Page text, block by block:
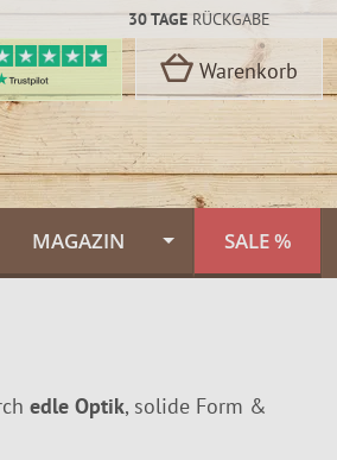
30 TAGERÜCKGABE
Warenkorb
MAGAZIN
Saunafass
SALE %
edle Optik, solide Form &